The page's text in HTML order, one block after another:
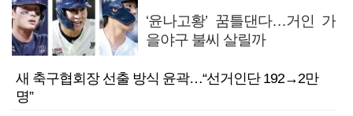
‘윤나고황’ 꿈틀댄다…거인 가
을야구 불씨 살릴까
새 축구협회장 선출 방식 윤곽…“선거인단 192→2만
명”